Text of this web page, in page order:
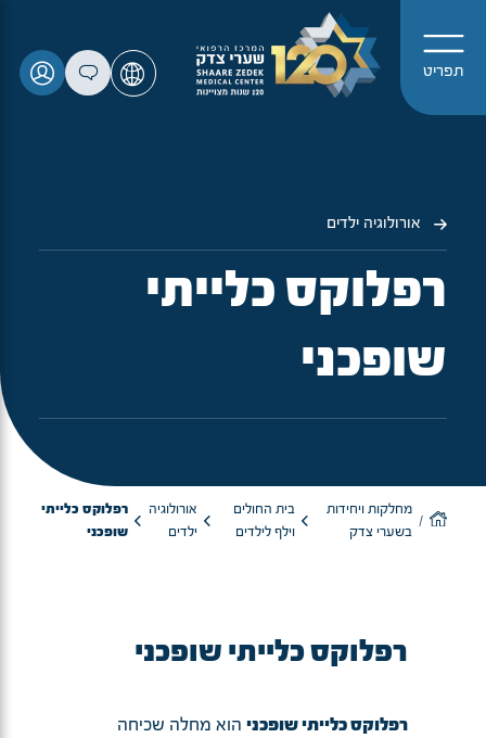
תפריט
אורולוגיה ילדים
רפלוקס כלייתי
שופכני
מחלקות ויחידות
בשערי צדק
בית החולים
וילף לילדים
אורולוגיה
ילדים
רפלוקס כלייתי
שופכני
רפלוקס כלייתי שופכני
רפלוקס כלייתי שופכני הוא מחלה שכיחה